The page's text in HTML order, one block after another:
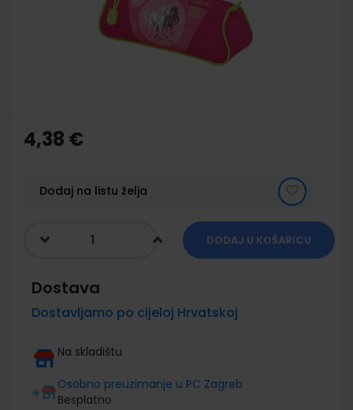
the
beginning
gallery
4,38 €
Dodaj na listu želja
DODAJ U KOŠARICU
Dostava
Dostavljamo po cijeloj Hrvatskoj
Na skladištu
Osobno preuzimanje u PC Zagreb
Besplatno